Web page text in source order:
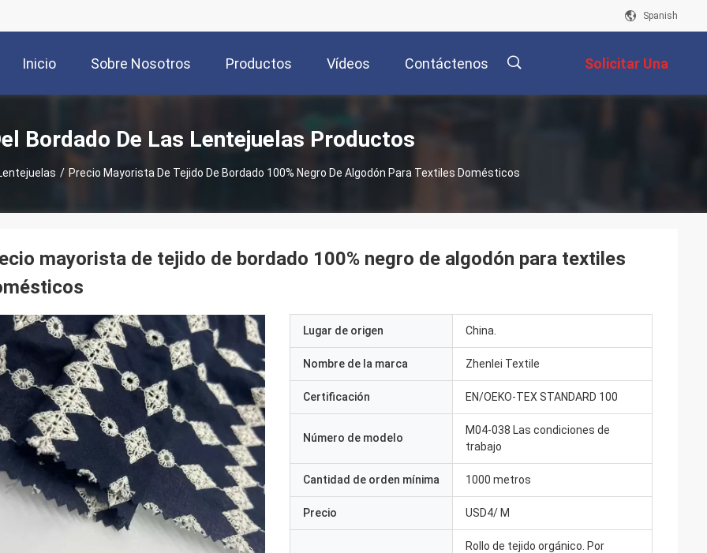
Spanish
Inicio Sobre Nosotros Productos Vídeos Contáctenos Solicitar Una
Cotización
Bordado De Las Lentejuelas Productos
/ Precio Mayorista De Tejido De Bordado 100% Negro De Algodón Para Textiles Domésticos
mayorista de tejido de bordado 100% negro de algodón para textiles
Lugar de origen China.
Nombre de la marca Zhenlei Textile
Certificación EN/OEKO-TEX STANDARD 100
Número de modelo
M04-038 Las condiciones de
trabajo
Cantidad de orden mínima 1000 metros
Precio USD4/ M
Rollo de tejido orgánico. Por